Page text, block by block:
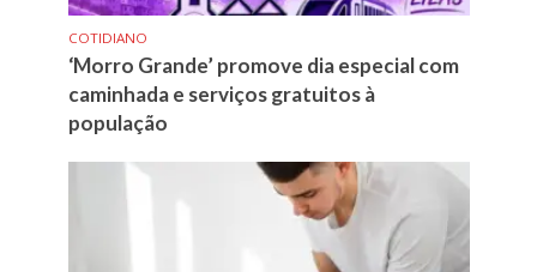
COTIDIANO
‘Morro Grande’ promove dia especial com
caminhada e serviços gratuitos à
população